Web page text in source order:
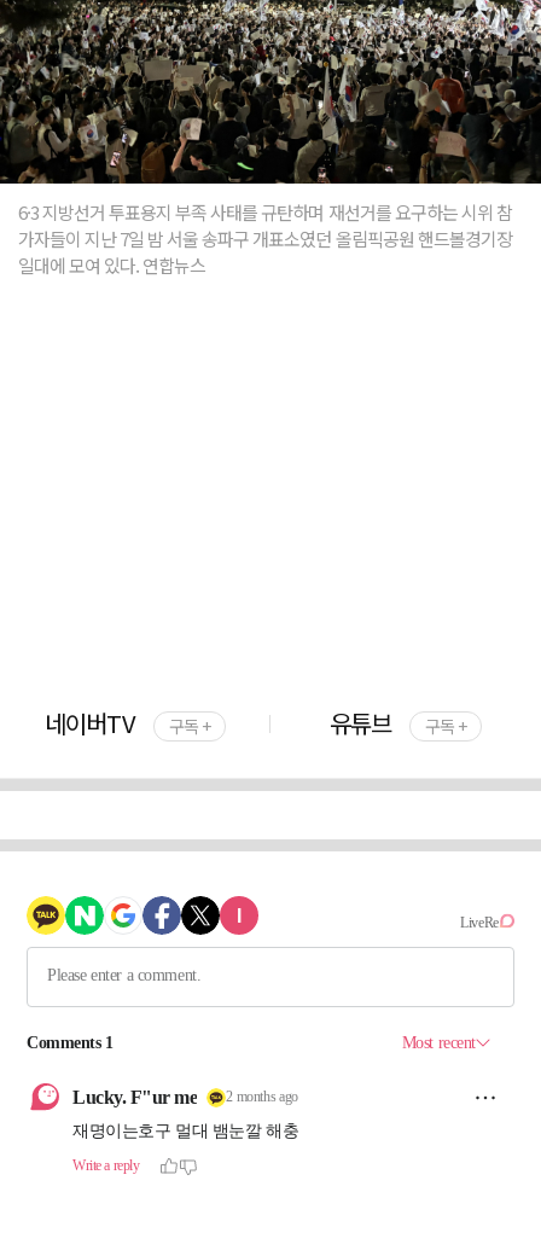
6·3 지방선거 투표용지 부족 사태를 규탄하며 재선거를 요구하는 시위 참
가자들이 지난 7일 밤 서울 송파구 개표소였던 올림픽공원 핸드볼경기장
일대에 모여 있다. 연합뉴스
네이버TV 구독 + 유튜브 구독 +